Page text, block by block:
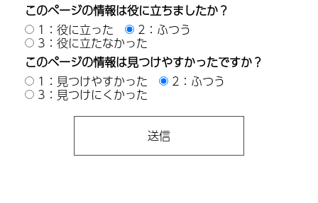
このページの情報は役に立ちましたか？
1：役に立った
2：ふつう
3：役に立たなかった
このページの情報は見つけやすかったですか？
1：見つけやすかった
2：ふつう
3：見つけにくかった